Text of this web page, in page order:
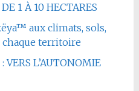
1 À 10 HECTARES
aux climats, sols,
chaque territoire
VERS L’AUTONOMIE